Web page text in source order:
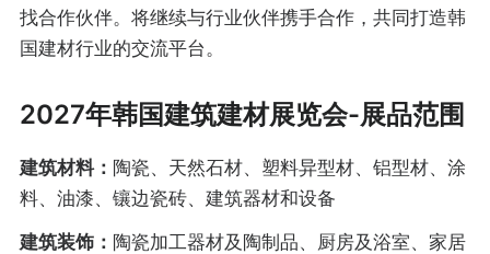
找合作伙伴。将继续与行业伙伴携手合作，共同打造韩
国建材行业的交流平台。
2027年韩国建筑建材展览会-展品范围
建筑材料： 陶瓷、天然石材、塑料异型材、铝型材、涂
料、油漆、镶边瓷砖、建筑器材和设备
建筑装饰： 陶瓷加工器材及陶制品、厨房及浴室、家居